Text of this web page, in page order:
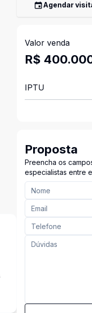
Agendar
Valor venda
R$
IPTU
Proposta
Preencha os
especialistas entre